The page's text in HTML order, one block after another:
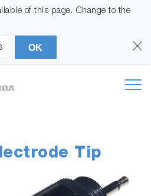
of this page. Change to the
OK
Tip